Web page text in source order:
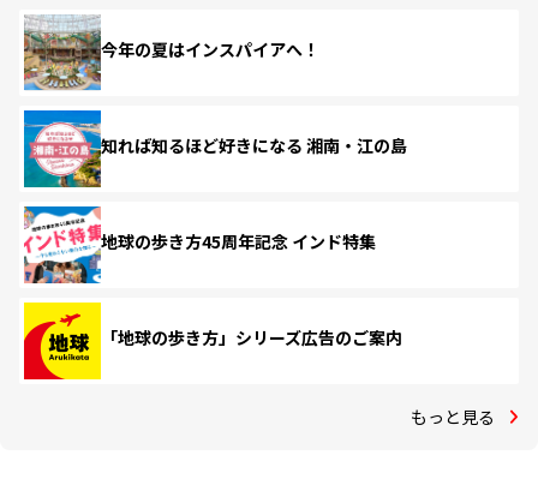
今年の夏はインスパイアへ！
知れば知るほど好きになる 湘南・江の島
地球の歩き方45周年記念 インド特集
「地球の歩き方」シリーズ広告のご案内
もっと見る